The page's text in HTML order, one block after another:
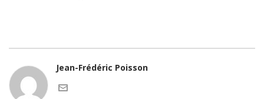
Jean-Frédéric Poisson